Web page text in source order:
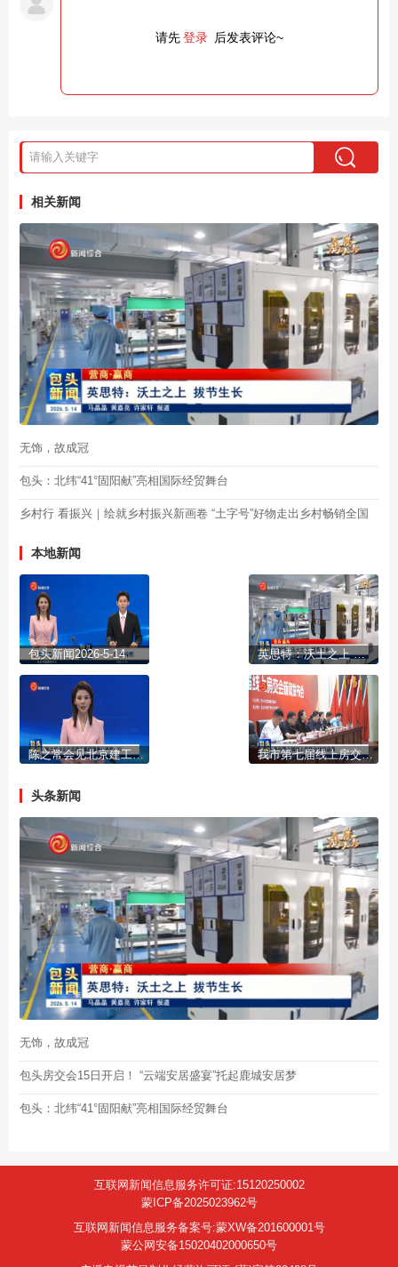
请先登录 后发表评论~
相关新闻
无饰，故成冠
包头：北纬“41°固阳献”亮相国际经贸舞台
乡村行 看振兴｜绘就乡村振兴新画卷 “土字号”好物走出乡村畅销全国
本地新闻
包头新闻2026-5-14 英思特：沃土之上 拔节生长
陈之常会见北京建工集团董事长路刚一行 我市第七届线上房交会15日启幕
头条新闻
无饰，故成冠
包头房交会15日开启！ “云端安居盛宴”托起鹿城安居梦
包头：北纬“41°固阳献”亮相国际经贸舞台
互联网新闻信息服务许可证:15120250002
蒙ICP备2025023962号
互联网新闻信息服务备案号:蒙XW备201600001号
蒙公网安备15020402000650号